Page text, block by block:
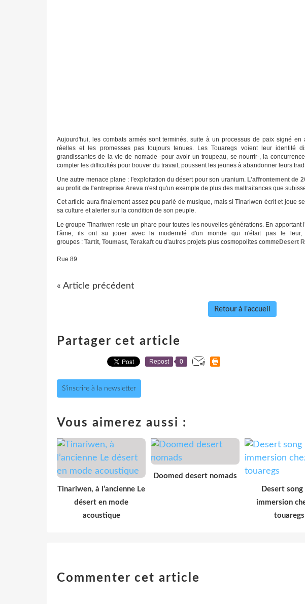
Aujourd'hui, les combats armés sont terminés, suite à un processus de paix signé
réelles et les promesses pas toujours tenues. Les Touaregs voient leur identité
grandissantes de la vie de nomade -pour avoir un troupeau, se nourrir-, la
compter les difficultés pour trouver du travail, poussent les jeunes à abandonner leurs
Une autre menace plane : l'exploitation du désert pour son uranium. L'affrontement de
au profit de l'entreprise Areva n'est qu'un exemple de plus des maltraitances que
Cet article aura finalement assez peu parlé de musique, mais si Tinariwen écrit et joue
sa culture et alerter sur la condition de son peuple.
Le groupe Tinariwen reste un phare pour toutes les nouvelles générations. En
l'âme, ils ont su jouer avec la modernité d'un monde qui n'était pas le
groupes : Tartit, Toumast, Terakaft ou d'autres projets plus cosmopolites comme Desert
Rue 89
« Article précédent
Retour à l'accueil
Partager cet article
Repost 0
S'inscrire à la newsletter
Vous aimerez aussi :
Tinariwen, à l’ancienne Le
désert en mode
acoustique
Doomed desert nomads
Desert song
immersion
touaregs
Commenter cet article